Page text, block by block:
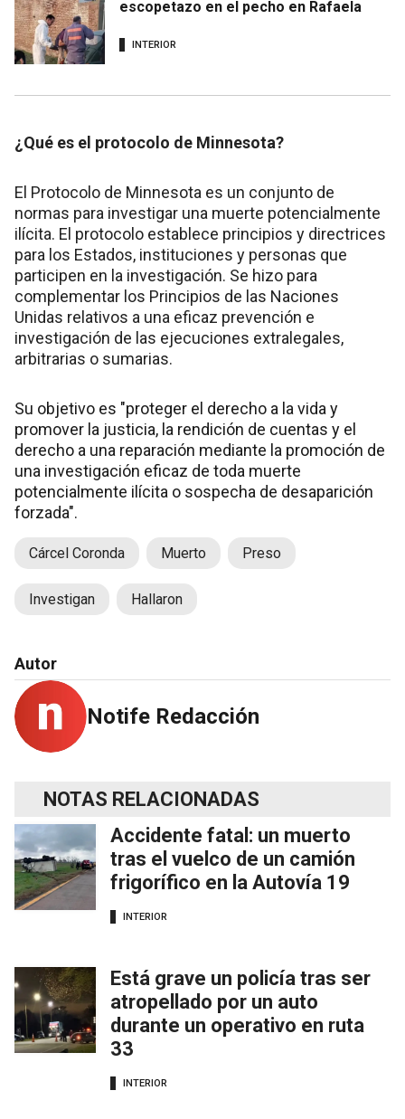
escopetazo en el pecho en Rafaela
INTERIOR
¿Qué es el protocolo de Minnesota?
El Protocolo de Minnesota es un conjunto de
normas para investigar una muerte potencialmente
ilícita. El protocolo establece principios y directrices
para los Estados, instituciones y personas que
participen en la investigación. Se hizo para
complementar los Principios de las Naciones
Unidas relativos a una eficaz prevención e
investigación de las ejecuciones extralegales,
arbitrarias o sumarias.
Su objetivo es "proteger el derecho a la vida y
promover la justicia, la rendición de cuentas y el
derecho a una reparación mediante la promoción de
una investigación eficaz de toda muerte
potencialmente ilícita o sospecha de desaparición
forzada".
Cárcel Coronda Muerto Preso
Investigan Hallaron
Autor
Notife Redacción
NOTAS RELACIONADAS
Accidente fatal: un muerto
tras el vuelco de un camión
frigorífico en la Autovía 19
INTERIOR
Está grave un policía tras ser
atropellado por un auto
durante un operativo en ruta
33
INTERIOR